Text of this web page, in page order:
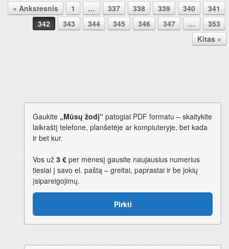
Pranešimo navigacija.
« Ankstesnis 1 … 337 338 339 340
341
342
343 344 345 346 347 …
353
Kitas »
Gaukite „Mūsų žodį“ patogiai PDF formatu – skaitykite
laikraštį telefone, planšetėje ar kompiuteryje, bet kada
ir bet kur.
Vos už 3 € per mėnesį gausite naujausius numerius
tiesiai į savo el. paštą – greitai, paprastai ir be jokių
įsipareigojimų.
Pirkti